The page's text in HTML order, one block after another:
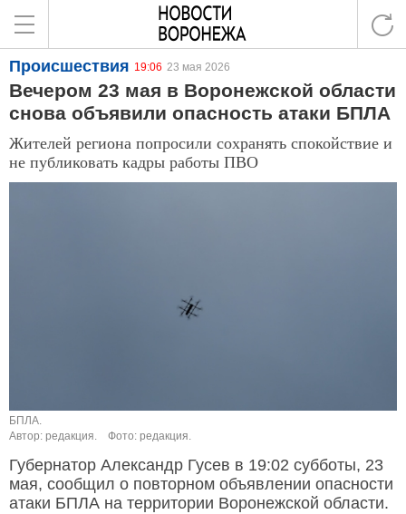
Происшествия 19:06 23 мая 2026
Вечером 23 мая в Воронежской области
снова объявили опасность атаки БПЛА
Жителей региона попросили сохранять спокойствие и
не публиковать кадры работы ПВО
БПЛА.
Автор: редакция.
Фото: редакция.
Губернатор Александр Гусев в 19:02 субботы, 23
мая, сообщил о повторном объявлении опасности
атаки БПЛА на территории Воронежской области.